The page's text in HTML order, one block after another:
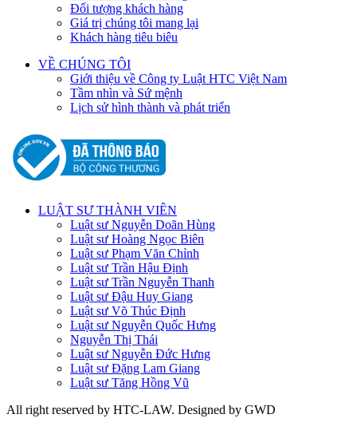
Đối tượng khách hàng
Giá trị chúng tôi mang lại
Khách hàng tiêu biêu
VỀ CHÚNG TÔI
Giới thiệu về Công ty Luật HTC Việt Nam
Tầm nhìn và Sứ mệnh
Lịch sử hình thành và phát triển
LUẬT SƯ THÀNH VIÊN
Luật sư Nguyễn Doãn Hùng
Luật sư Hoàng Ngọc Biên
Luật sư Phạm Văn Chỉnh
Luật sư Trần Hậu Định
Luật sư Trần Nguyễn Thanh
Luật sư Đậu Huy Giang
Luật sư Võ Thúc Định
Luật sư Nguyễn Quốc Hưng
Nguyễn Thị Thái
Luật sư Nguyễn Đức Hưng
Luật sư Đặng Lam Giang
Luật sư Tăng Hồng Vũ
All right reserved by HTC-LAW. Designed by GWD